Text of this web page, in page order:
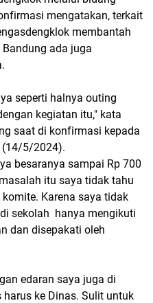
mengatakan, terkait
membantah
ada juga
seperti halnya outing
kegiatan itu," kata
saat di konfirmasi kepada
(14/5/2024).
besaranya sampai Rp 700
itu saya tidak tahu
Karena saya tidak
sekolah hanya mengikuti
dan disepakati oleh
edaran saya juga di
ke Dinas. Sulit untuk